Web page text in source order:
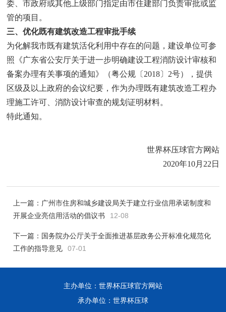
委、市政府或其他上级部门指定由市住建部门负责审批或监
管的项目。
三、优化既有建筑改造工程审批手续
为化解我市既有建筑活化利用中存在的问题，建设单位可参
照《广东省公安厅关于进一步明确建设工程消防设计审核和
备案办理有关事项的通知》（粤公规〔2018〕2号），提供
区级及以上政府的会议纪要，作为办理既有建筑改造工程办
理施工许可、消防设计审查的规划证明材料。
特此通知。
世界杯压球官方网站
2020年10月22日
上一篇： 广州市住房和城乡建设局关于建立行业信用承诺制度和
开展企业亮信用活动的倡议书
12-08
下一篇： 国务院办公厅关于全面推进基层政务公开标准化规范化
工作的指导意见
07-01
主办单位：世界杯压球官方网站
承办单位：世界杯压球